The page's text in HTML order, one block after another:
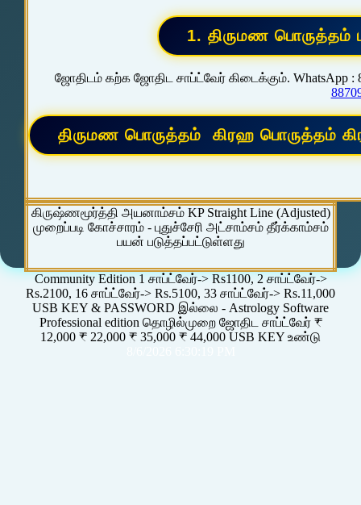
ஜோதிடம் கற்க ஜோதிட சாப்ட்வேர் கிடைக்கும். WhatsApp :
கிருஷ்ணமூர்த்தி அயனாம்சம் KP Straight Line (Adjusted)
முறைப்படி கோச்சாரம் - புதுச்சேரி அட்சாம்சம் தீர்க்காம்சம்
பயன் படுத்தப்பட்டுள்ளது
Community Edition 1 சாப்ட்வேர்-> Rs1100, 2 சாப்ட்வேர்->
Rs.2100, 16 சாப்ட்வேர்-> Rs.5100, 33 சாப்ட்வேர்-> Rs.11,000
USB KEY & PASSWORD இல்லை - Astrology Software
Professional edition தொழில்முறை ஜோதிட சாப்ட்வேர் ₹
12,000 ₹ 22,000 ₹ 35,000 ₹ 44,000 USB KEY உண்டு